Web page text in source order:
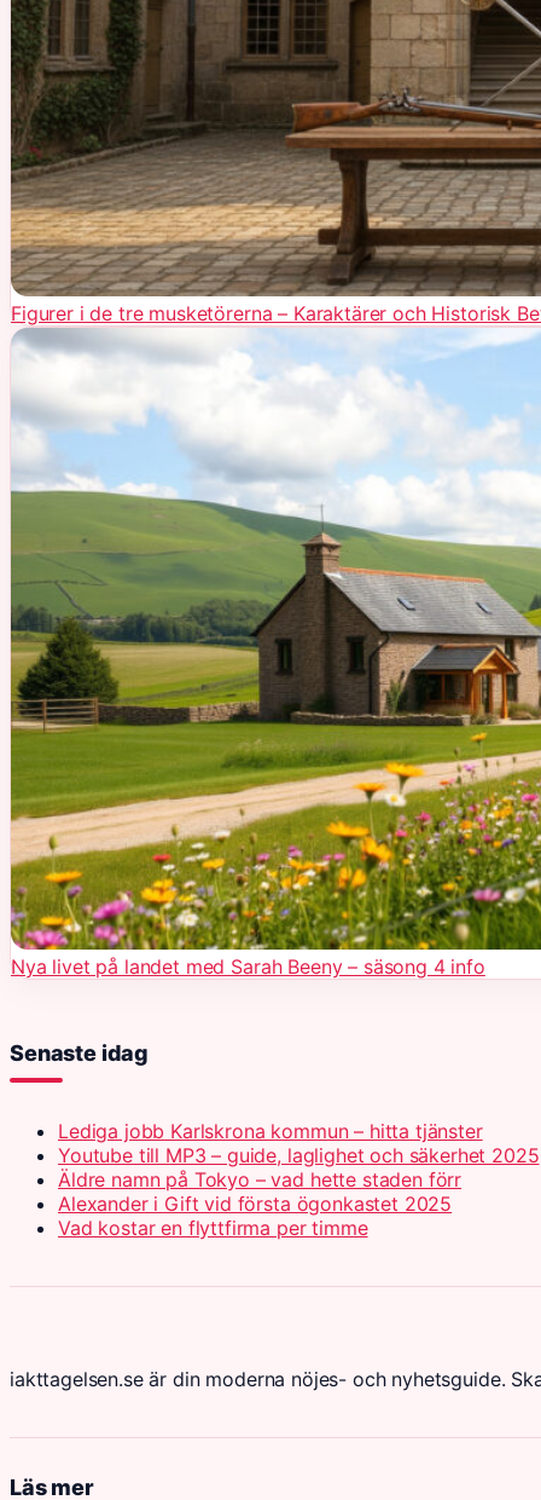
Figurer i de tre musketörerna – Karaktärer och Historisk
Nya livet på landet med Sarah Beeny – säsong 4 info
Senaste idag
Lediga jobb Karlskrona kommun – hitta tjänster
Youtube till MP3 – guide, laglighet och säkerhet 2025
Äldre namn på Tokyo – vad hette staden förr
Alexander i Gift vid första ögonkastet 2025
Vad kostar en flyttfirma per timme
iakttagelsen.se är din moderna nöjes- och nyhetsguide.
Läs mer